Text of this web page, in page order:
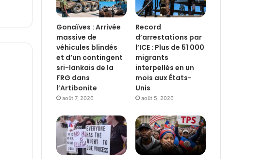
Gonaïves : Arrivée
massive de
véhicules blindés
et d’un contingent
sri-lankais de la
FRG dans
l’Artibonite
août 7, 2026
Record
d’arrestations par
l’ICE : Plus de 51 000
migrants
interpellés en un
mois aux États-
Unis
août 5, 2026